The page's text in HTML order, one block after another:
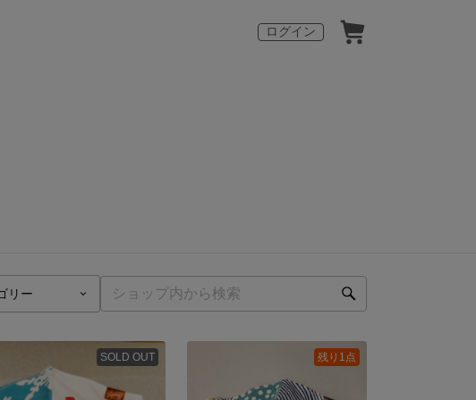
ログイン
SOLD OUT 残り1点